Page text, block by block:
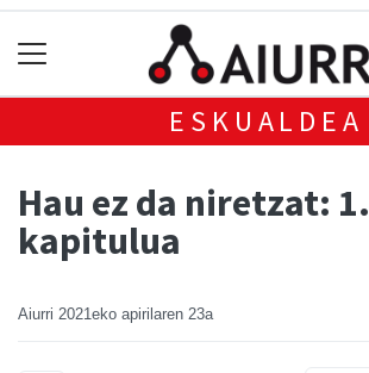
ESKUALDEA
Hau ez da niretzat: 1.
kapitulua
Aiurri 2021eko apirilaren 23a